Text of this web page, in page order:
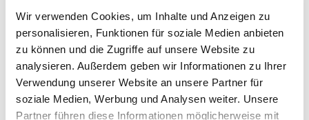
Wir verwenden Cookies, um Inhalte und Anzeigen zu
personalisieren, Funktionen für soziale Medien anbieten
zu können und die Zugriffe auf unsere Website zu
analysieren. Außerdem geben wir Informationen zu Ihrer
Verwendung unserer Website an unsere Partner für
soziale Medien, Werbung und Analysen weiter. Unsere
Partner führen diese Informationen möglicherweise mit